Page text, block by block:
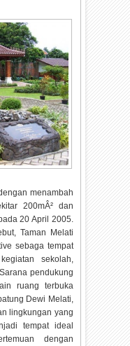
menambah
200mÂ² dan
20 April 2005.
Taman Melati
sebaga tempat
sekolah,
pendukung
ruang terbuka
Dewi Melati,
lingkungan yang
tempat ideal
dengan